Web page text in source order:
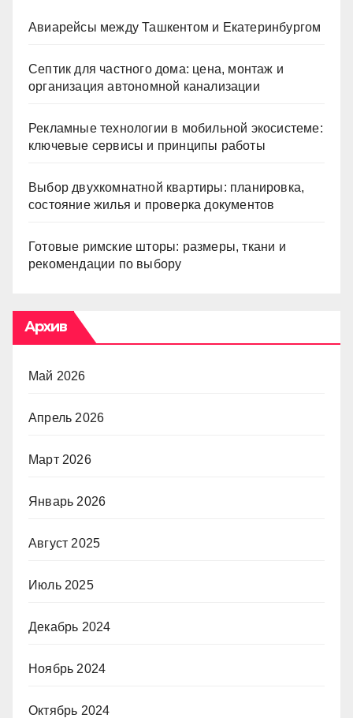
Авиарейсы между Ташкентом и Екатеринбургом
Септик для частного дома: цена, монтаж и
организация автономной канализации
Рекламные технологии в мобильной экосистеме:
ключевые сервисы и принципы работы
Выбор двухкомнатной квартиры: планировка,
состояние жилья и проверка документов
Готовые римские шторы: размеры, ткани и
рекомендации по выбору
Архив
Май 2026
Апрель 2026
Март 2026
Январь 2026
Август 2025
Июль 2025
Декабрь 2024
Ноябрь 2024
Октябрь 2024